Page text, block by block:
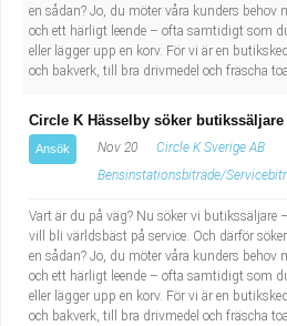
en sådan? Jo, du möter våra kunders behov
och ett härligt leende – ofta samtidigt som
eller lägger upp en korv. För vi är en
och bakverk, till bra drivmedel och fräscha
Circle K Hässelby söker butikssäljare
Ansök Nov 20
Circle K Sverige AB
Bensinstationsbiträde/
Vart är du på väg? Nu söker vi butikssäljare
vill bli världsbäst på service. Och därför
en sådan? Jo, du möter våra kunders behov
och ett härligt leende – ofta samtidigt som
eller lägger upp en korv. För vi är en
och bakverk, till bra drivmedel och fräscha